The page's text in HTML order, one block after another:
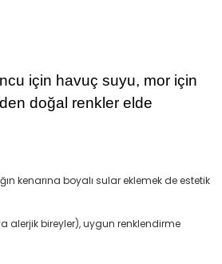
için havuç suyu, mor için
doğal renkler elde
kenarına boyalı sular eklemek de estetik
alerjik bireyler), uygun renklendirme